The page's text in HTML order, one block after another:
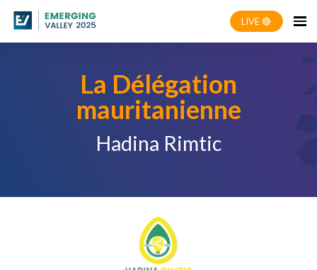
LIVE 🔴
La Délégation
mauritanienne
Hadina Rimtic